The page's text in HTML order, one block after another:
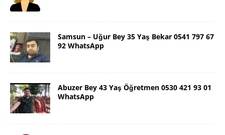
Samsun – Uğur Bey 35 Yaş Bekar 0541 797 67
92 WhatsApp
Abuzer Bey 43 Yaş Öğretmen 0530 421 93 01
WhatsApp